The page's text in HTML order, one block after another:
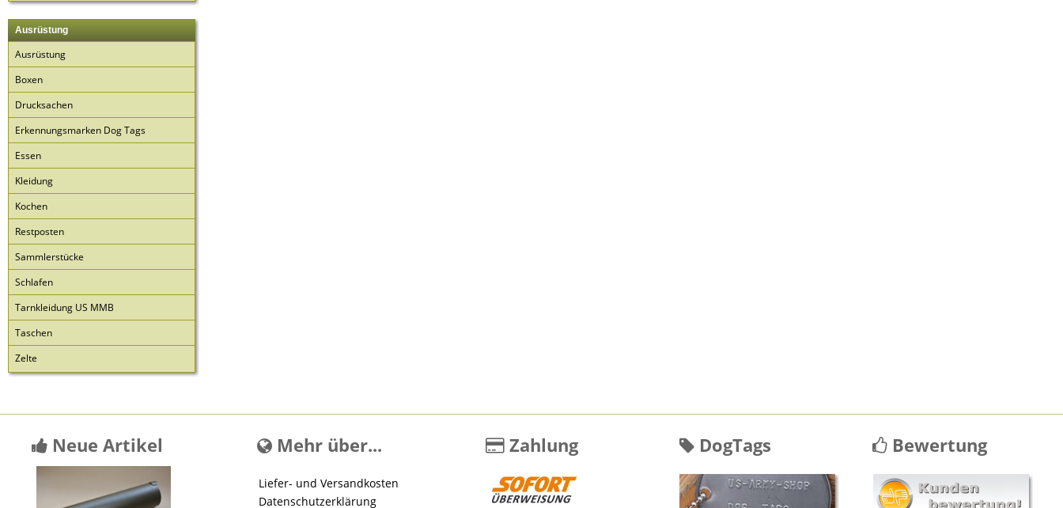
Ausrüstung
Ausrüstung
Boxen
Drucksachen
Erkennungsmarken Dog Tags
Essen
Kleidung
Kochen
Restposten
Sammlerstücke
Schlafen
Tarnkleidung US MMB
Taschen
Zelte
Neue Artikel Mehr über...
Liefer- und Versandkosten
Datenschutzerklärung
Zahlung DogTags Bewertung